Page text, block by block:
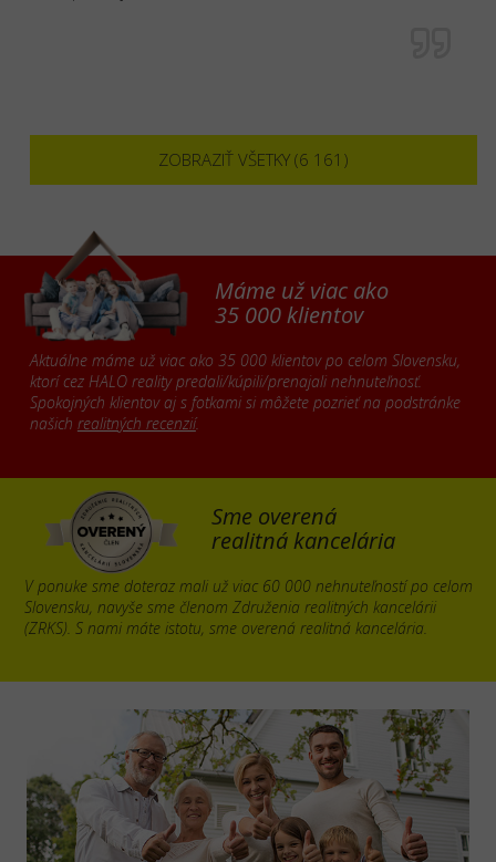
ZOBRAZIŤ VŠETKY (6 161)
Máme už viac ako
35 000 klientov
Aktuálne máme už viac ako 35 000 klientov po celom Slovensku,
ktorí cez HALO reality predali/kúpili/prenajali nehnuteľnosť.
Spokojných klientov aj s fotkami si môžete pozrieť na podstránke
našich realitných recenzií.
Sme overená
realitná kancelária
V ponuke sme doteraz mali už viac 60 000 nehnuteľností po celom
Slovensku, navyše sme členom Združenia realitných kancelárii
(ZRKS). S nami máte istotu, sme overená realitná kancelária.